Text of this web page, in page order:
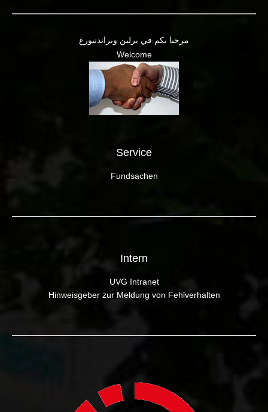
مرحبا بكم في برلين وبراندنبورغ
Welcome
Service
Fundsachen
Intern
UVG Intranet
Hinweisgeber zur Meldung von Fehlverhalten